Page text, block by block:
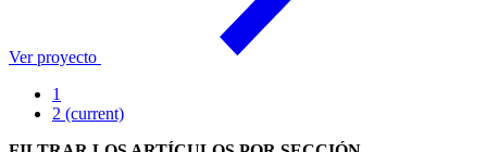
Ver proyecto
1
2 (current)